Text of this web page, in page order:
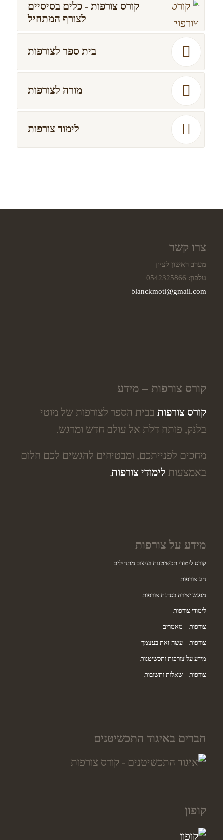
קורס צורפות - כלים בסיסיים
לצורף המתחיל
בית ספר לצורפות
מורה לצורפות
לימוד צורפות
צרו קשר
מערב ראשון לציון
טלפון: 0542325866
blanckmoti@gmail.com
קורס צורפות – מידע
קורס צורפותבבית הספר לצורפות של מוטי
בלנק, פותח דלת אל עולם חדש ומרגש.
מחכים לפנייתכם, ומבטיחים להגשים לכם חלום
באמצעות לימודי צורפות.
מידע על צורפות
קורס לימודי תכשיטנות ועיצוב מתחילים
חוג צורפות
מפגש יצירה בסדנת צורפות
לימודי צורפות
צורפות – מאמרים
צורפות – עשה זאת בעצמך
מידע על צורפות ותכשיטנות
צורפות – שאלות ותשובות
חברים באיגוד התכשיטנים
קופון